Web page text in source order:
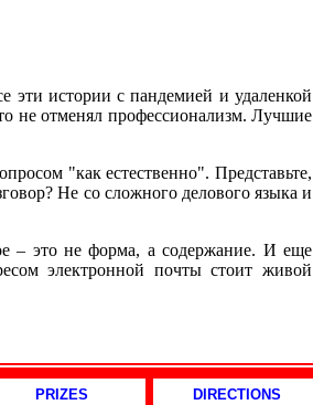
эти истории с пандемией и удаленкой
не отменял профессионализм. Лучшие
"как естественно". Представьте,
Не со сложного делового языка и
– это не форма, а содержание. И еще
электронной почты стоит живой
PRIZES DIRECTIONS